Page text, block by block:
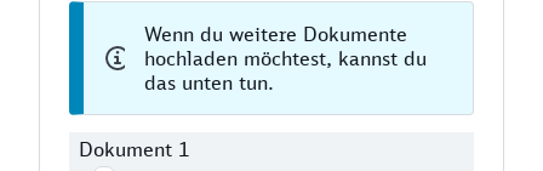
Wenn du weitere Dokumente
hochladen möchtest, kannst du
das unten tun.
Dokument 1